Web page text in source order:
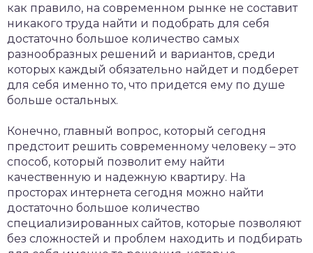
как правило, на современном рынке не составит
никакого труда найти и подобрать для себя
достаточно большое количество самых
разнообразных решений и вариантов, среди
которых каждый обязательно найдет и подберет
для себя именно то, что придется ему по душе
больше остальных.
Конечно, главный вопрос, который сегодня
предстоит решить современному человеку – это
способ, который позволит ему найти
качественную и надежную квартиру. На
просторах интернета сегодня можно найти
достаточно большое количество
специализированных сайтов, которые позволяют
без сложностей и проблем находить и подбирать